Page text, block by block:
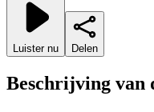
Luister nu Delen
Beschrijving van